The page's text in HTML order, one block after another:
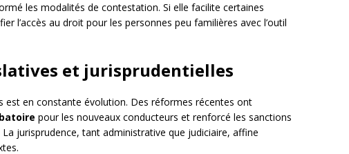
les modalités de contestation. Si elle facilite certaines
l’accès au droit pour les personnes peu familières avec l’outil
et jurisprudentielles
est en constante évolution. Des réformes récentes ont
pour les nouveaux conducteurs et renforcé les sanctions
jurisprudence, tant administrative que judiciaire, affine